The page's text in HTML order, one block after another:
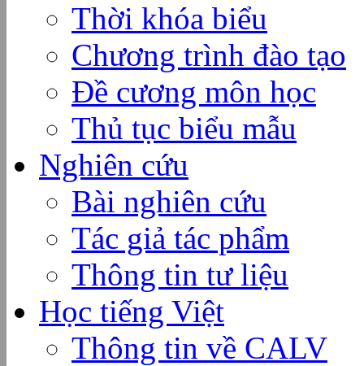
Thời khóa biểu
Chương trình đào tạo
Đề cương môn học
Thủ tục biểu mẫu
Nghiên cứu
Bài nghiên cứu
Tác giả tác phẩm
Thông tin tư liệu
Học tiếng Việt
Thông tin về CALV